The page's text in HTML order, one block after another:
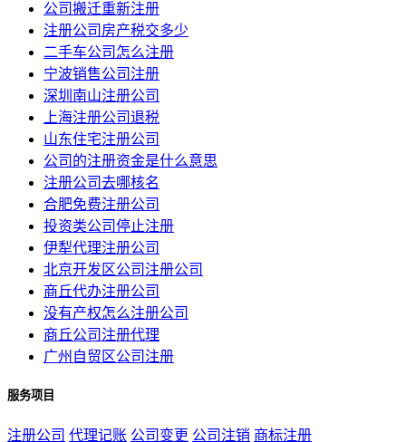
公司搬迁重新注册
注册公司房产税交多少
二手车公司怎么注册
宁波销售公司注册
深圳南山注册公司
上海注册公司退税
山东住宅注册公司
公司的注册资金是什么意思
注册公司去哪核名
合肥免费注册公司
投资类公司停止注册
伊犁代理注册公司
北京开发区公司注册公司
商丘代办注册公司
没有产权怎么注册公司
商丘公司注册代理
广州自贸区公司注册
服务项目
注册公司 代理记账 公司变更 公司注销 商标注册